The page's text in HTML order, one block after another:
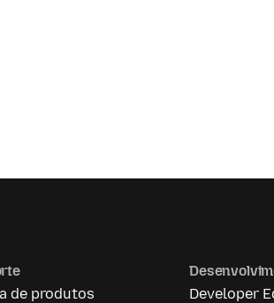
de produtos
Developer